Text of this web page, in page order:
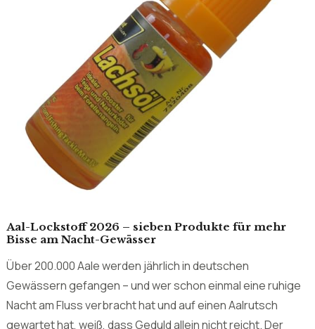
Aal-Lockstoff 2026 – sieben Produkte für mehr
Bisse am Nacht-Gewässer
Über 200.000 Aale werden jährlich in deutschen
Gewässern gefangen – und wer schon einmal eine ruhige
Nacht am Fluss verbracht hat und auf einen Aalrutsch
gewartet hat, weiß, dass Geduld allein nicht reicht. Der